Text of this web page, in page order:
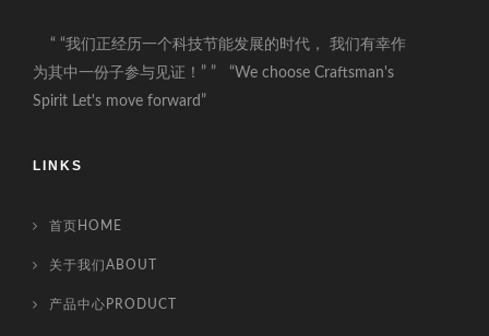
“ “我们正经历一个科技节能发展的时代， 我们有幸作
为其中一份子参与见证！” ” “We choose Craftsman's
Spirit Let's move forward”
LINKS
首页HOME
关于我们ABOUT
产品中心PRODUCT